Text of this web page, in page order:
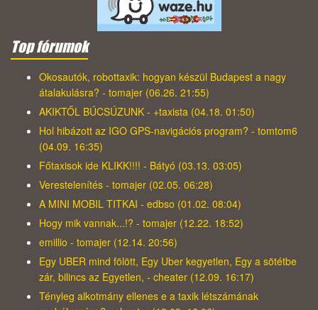
Top fórumok
Okosautók, robottaxik: hogyan készül Budapest a nagy
átalakulásra? - tomajer (06.26. 21:55)
AKIKTŐL BÚCSÚZUNK - +taxista (04.18. 01:50)
Hol hibázott az IGO GPS-navigációs program? - tomtom6
(04.09. 16:35)
Főtaxisok ide KLIKK!!!! - Bátyó (03.13. 03:05)
Verestelenítés - tomajer (02.05. 06:28)
A MINI MOBIL TITKAI - edbso (01.02. 08:04)
Hogy mik vannak...!? - tomajer (12.22. 18:52)
emillio - tomajer (12.14. 20:56)
Egy UBER mind fölött, Egy Uber kegyetlen, Egy a sötétbe
zár, bilincs az Egyetlen, - cheater (12.09. 16:17)
Tényleg alkotmány ellenes e a taxik létszámának